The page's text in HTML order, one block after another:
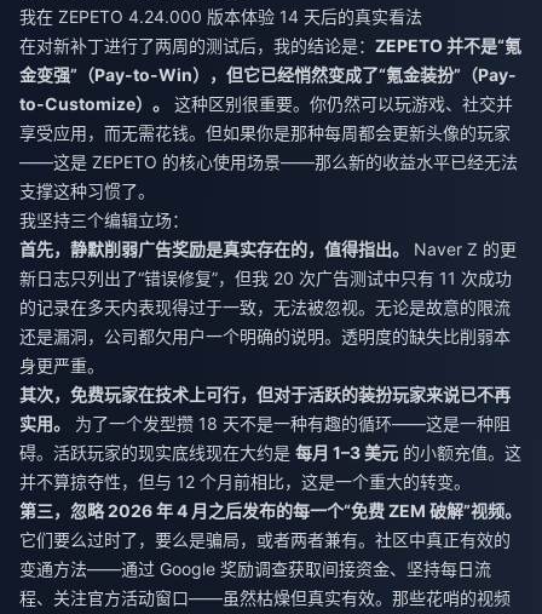
我在 ZEPETO 4.24.000 版本体验 14 天后的真实看法
在对新补丁进行了两周的测试后，我的结论是： ZEPETO 并不是“氪
金变强”（Pay-to-Win），但它已经悄然变成了“氪金装扮”（Pay-
to-Customize）。
这种区别很重要。你仍然可以玩游戏、社交并
享受应用，而无需花钱。但如果你是那种每周都会更新头像的玩家
——这是 ZEPETO 的核心使用场景——那么新的收益水平已经无法
支撑这种习惯了。
我坚持三个编辑立场：
首先，静默削弱广告奖励是真实存在的，值得指出。
Naver Z 的更
新日志只列出了“错误修复”，但我 20 次广告测试中只有 11 次成功
的记录在多天内表现得过于一致，无法被忽视。无论是故意的限流
还是漏洞，公司都欠用户一个明确的说明。透明度的缺失比削弱本
身更严重。
其次，免费玩家在技术上可行，但对于活跃的装扮玩家来说已不再
实用。
为了一个发型攒 18 天不是一种有趣的循环——这是一种阻
碍。活跃玩家的现实底线现在大约是 每月 1–3 美元 的小额充值。这
并不算掠夺性，但与 12 个月前相比，这是一个重大的转变。
第三，忽略 2026 年 4 月之后发布的每一个“免费 ZEM 破解”视频。
它们要么过时了，要么是骗局，或者两者兼有。社区中真正有效的
变通方法——通过 Google 奖励调查获取间接资金、坚持每日流
程、关注官方活动窗口——虽然枯燥但真实有效。那些花哨的视频